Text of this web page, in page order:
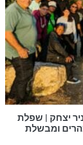
יצחק | שפלת
ומבשלת